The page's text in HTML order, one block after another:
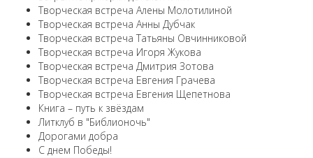
Творческая встреча Алены Молотилиной
Творческая встреча Анны Дубчак
Творческая встреча Татьяны Овчинниковой
Творческая встреча Игоря Жукова
Творческая встреча Дмитрия Зотова
Творческая встреча Евгения Грачева
Творческая встреча Евгения Щепетнова
Книга – путь к звёздам
Литклуб в "Библионочь"
Дорогами добра
С днем Победы!